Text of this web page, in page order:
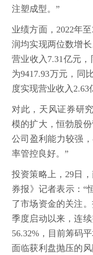
注塑成型。”
业绩方面，2022年
润均实现两位数增
营业收入7.31亿元，
为9417.93万元，同
度实现营业收入2.63
对此，天风证券研
模的扩大，恒勃股
公司盈利能力较强
率管控良好。”
投资策略上，29日
券报》记者表示：“
了市场资金的关注
季度启动以来，连
56.32%，目前筹码
面临获利盘抛压的